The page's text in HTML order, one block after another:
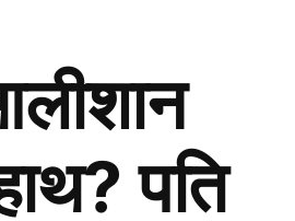
की शुरूआत ‘ओम शांति ओम’
‘ये जवानी है दीवानी’, ‘चेन्नई
फिल्में दे चुकी हैं. उनकी लोकप्रिय
है.
पति